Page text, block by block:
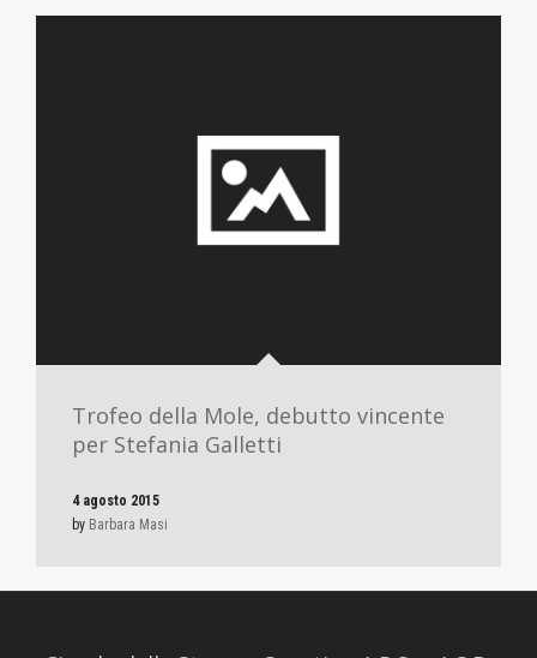
Trofeo della Mole, debutto vincente
per Stefania Galletti
4 agosto 2015
by Barbara Masi